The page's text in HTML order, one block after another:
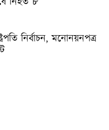
নির্বাচন, মনোনয়নপত্র